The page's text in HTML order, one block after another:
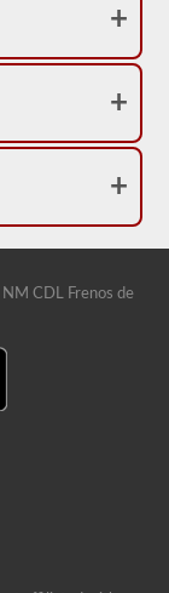
NM CDL Frenos de